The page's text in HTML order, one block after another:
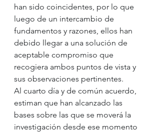
han sido coincidentes, por lo que
luego de un intercambio de
fundamentos y razones, ellos han
debido llegar a una solución de
aceptable compromiso que
recogiera ambos puntos de vista y
sus observaciones pertinentes.
Al cuarto día y de común acuerdo,
estiman que han alcanzado las
bases sobre las que se moverá la
investigación desde ese momento